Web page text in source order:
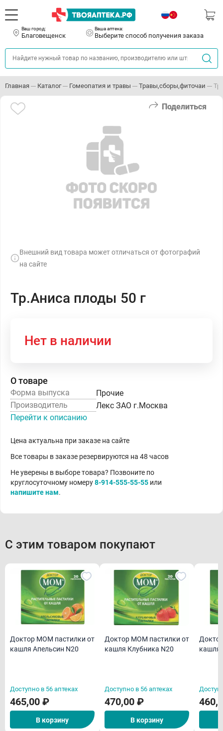
Ваш город:
Благовещенск
Ваша аптека:
Выберите способ получения заказа
Главная Каталог Гомеопатия и травы Травы,сборы,фиточаи
Поделиться
Внешний вид товара может отличаться от фотографий
на сайте
Тр.Аниса плоды 50 г
Нет в наличии
О товаре
Форма выпуска
Прочие
Производитель
Лекс ЗАО г.Москва
Перейти к описанию
Цена актуальна при заказе на сайте
Все товары в заказе резервируются на 48 часов
Не уверены в выборе товара? Позвоните по
круглосуточному номеру8-914-555-55-55 или
напишите нам.
С этим товаром покупают
Доктор МОМ пастилки от
кашля Апельсин N20
Доступно в 56 аптеках
465,00 ₽
В корзину
Доктор МОМ пастилки от
кашля Клубника N20
Доступно в 56 аптеках
470,00 ₽
В корзину
кашля